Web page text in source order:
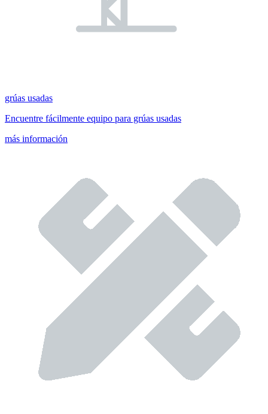
grúas usadas
Encuentre fácilmente equipo para grúas usadas
más información